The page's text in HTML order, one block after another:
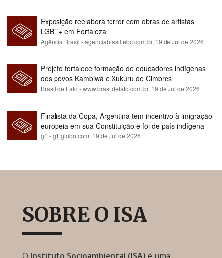
Exposição reelabora terror com obras de artistas
LGBT+ em Fortaleza
Agência Brasil - agenciabrasil.ebc.com.br, 19 de Jul de 2026
Projeto fortalece formação de educadores indígenas
dos povos Kambiwá e Xukuru de Cimbres
Brasil de Fato - www.brasildefato.com.br, 19 de Jul de 2026
Finalista da Copa, Argentina tem incentivo à imigração
europeia em sua Constituição e foi de país indígena
para maioria branca
g1 - g1.globo.com, 19 de Jul de 2026
SOBRE O ISA
O Instituto Socioambiental (ISA) é uma